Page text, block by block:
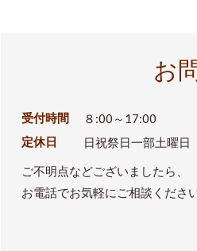
お
受付時間
８:00～17:00
定休日
日祝祭日一部土曜日
ご不明点などございましたら、
お電話でお気軽にご相談ください